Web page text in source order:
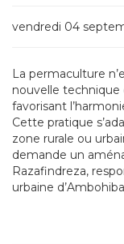
vendredi 04
La permaculture
nouvelle technique
favorisant
Cette pratique
zone rurale ou
demande un
Razafindreza,
urbaine